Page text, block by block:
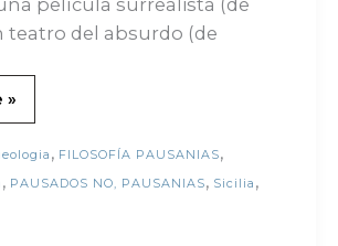
película surrealista (de
teatro del absurdo (de
»
, FILOSOFÍA PAUSANIAS,
, PAUSADOS NO, PAUSANIAS, Sicilia ,